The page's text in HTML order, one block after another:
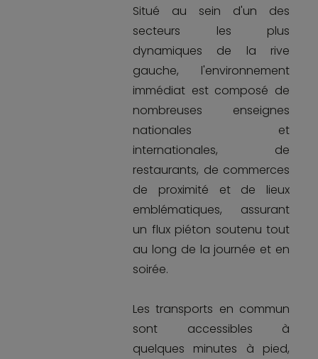
Situé au sein d'un des
secteurs les plus
dynamiques de la rive
gauche, l'environnement
immédiat est composé de
nombreuses enseignes
nationales et
internationales, de
restaurants, de commerces
de proximité et de lieux
emblématiques, assurant
un flux piéton soutenu tout
au long de la journée et en
soirée.
Les transports en commun
sont accessibles à
quelques minutes à pied,